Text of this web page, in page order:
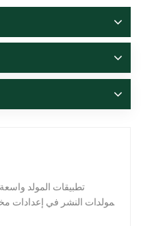
يشعرون بالرضا عن